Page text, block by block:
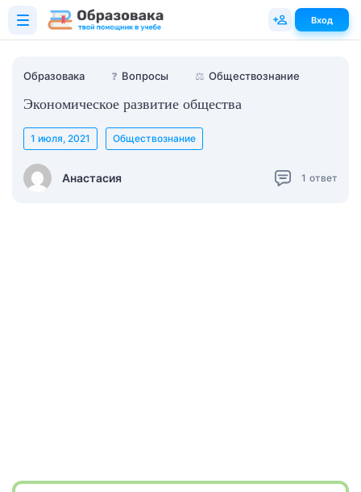
Образовака ❓ Вопросы ⚖️ Обществознание
Экономическое развитие общества
Анастасия
1 июля, 2021 Обществознание
1 ответ
Вход